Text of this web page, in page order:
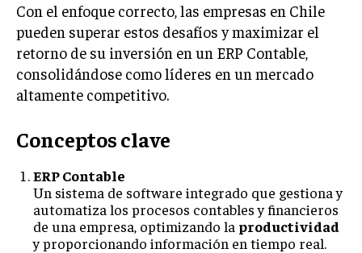
Con el enfoque correcto, las empresas en Chile
pueden superar estos desafíos y maximizar el
retorno de su inversión en un ERP Contable,
consolidándose como líderes en un mercado
altamente competitivo.
Conceptos clave
ERP Contable
Un sistema de software integrado que gestiona y
automatiza los procesos contables y financieros
de una empresa, optimizando la productividad
y proporcionando información en tiempo real.